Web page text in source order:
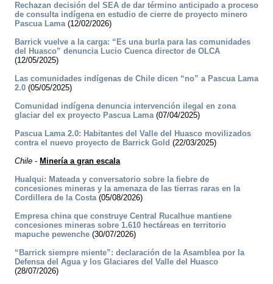
Rechazan decisión del SEA de dar término anticipado a proceso
de consulta indígena en estudio de cierre de proyecto minero
Pascua Lama(12/02/2026)
Barrick vuelve a la carga: “Es una burla para las comunidades
del Huasco” denuncia Lucio Cuenca director de OLCA
(12/05/2025)
Las comunidades indígenas de Chile dicen “no” a Pascua Lama
2.0 (05/05/2025)
Comunidad indígena denuncia intervención ilegal en zona
glaciar del ex proyecto Pascua Lama(07/04/2025)
Pascua Lama 2.0: Habitantes del Valle del Huasco movilizados
contra el nuevo proyecto de Barrick Gold (22/03/2025)
Chile - Minería a gran escala
Hualqui: Mateada y conversatorio sobre la fiebre de
concesiones mineras y la amenaza de las tierras raras en la
Cordillera de la Costa(05/08/2026)
Empresa china que construye Central Rucalhue mantiene
concesiones mineras sobre 1.610 hectáreas en territorio
mapuche pewenche (30/07/2026)
“Barrick siempre miente”: declaración de la Asamblea por la
Defensa del Agua y los Glaciares del Valle del Huasco
(28/07/2026)